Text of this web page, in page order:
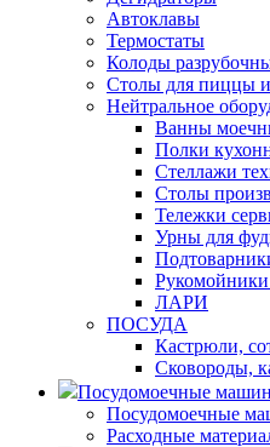
Автоклавы
Термостаты
Колоды
Столы для пиццы и
Нейтральное
Ванны
Полки
Стеллажи
Столы
Тележки
Урны для
Рукомойники
ЛАРИ
ПОСУДА
Кастрюли,
Сковороды,
Посудомоечные
Посудомоечные
Расходные